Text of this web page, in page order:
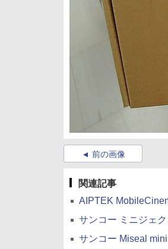
前の画像
関連記事
AIPTEK
サンコー ミニジェ
サンコー Miseal